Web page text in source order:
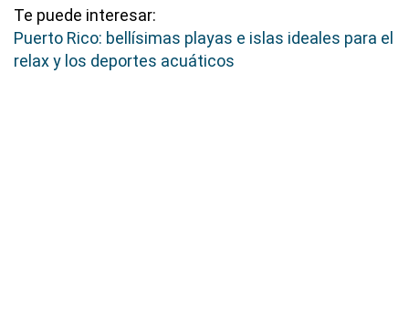
Te puede interesar:
Puerto Rico: bellísimas playas e islas ideales para el
relax y los deportes acuáticos